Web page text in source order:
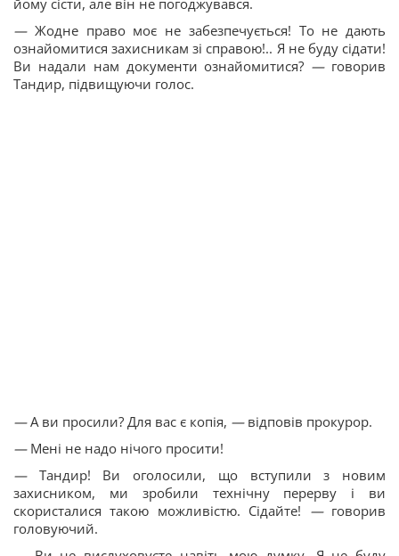
—Жодне право моє не забезпечується! То не дають
ознайомитися захисникам зі справою!.. Я не буду сідати!
Ви надали нам документи ознайомитися? —говорив
Тандир, підвищуючи голос.
—А ви просили? Для вас є копія, —відповів прокурор.
—Мені не надо нічого просити!
—Тандир! Ви оголосили, що вступили з новим
захисником, ми зробили технічну перерву і ви
скористалися такою можливістю. Сідайте! —говорив
головуючий.